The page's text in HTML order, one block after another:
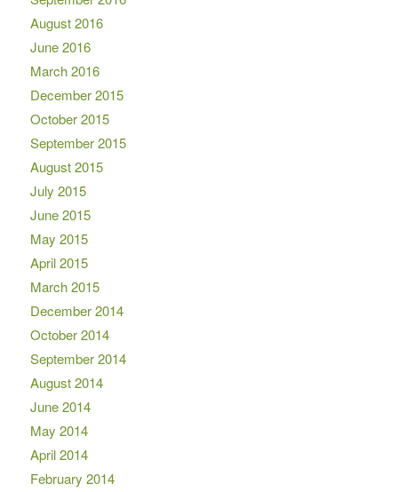
August 2016
June 2016
March 2016
December 2015
October 2015
September 2015
August 2015
July 2015
June 2015
May 2015
April 2015
March 2015
December 2014
October 2014
September 2014
August 2014
June 2014
May 2014
April 2014
February 2014